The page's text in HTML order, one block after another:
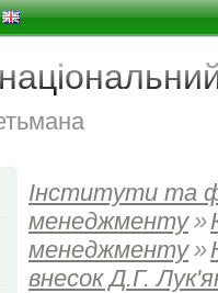
Інститути та
менеджменту »
менеджменту »
внесок Д.Г.